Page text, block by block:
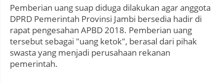
Pemberian uang suap diduga dilakukan agar anggota
DPRD Pemerintah Provinsi Jambi bersedia hadir di
rapat pengesahan APBD 2018. Pemberian uang
tersebut sebagai "uang ketok", berasal dari pihak
swasta yang menjadi perusahaan rekanan
pemerintah.